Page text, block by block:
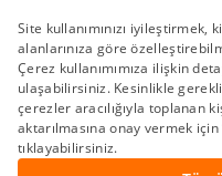
Duyurular ve Kampanyalar
© 2026 Gedik Yatırım